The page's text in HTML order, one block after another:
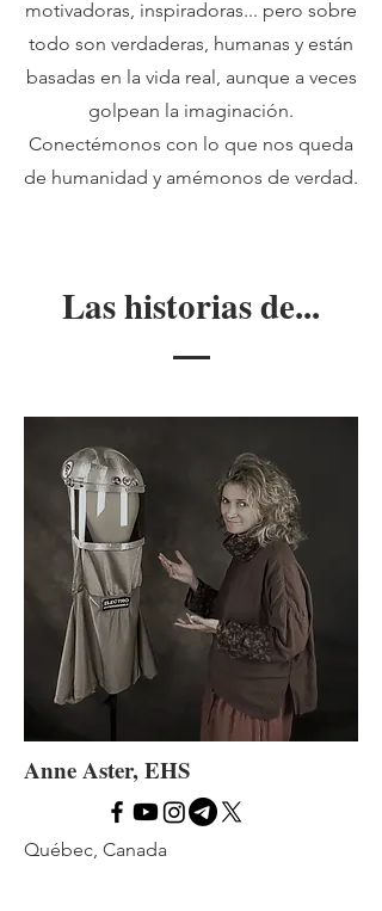
motivadoras, inspiradoras... pero sobre
todo son verdaderas, humanas y están
basadas en la vida real, aunque a veces
golpean la imaginación.
Conectémonos con lo que nos queda
de humanidad y amémonos de verdad.
Las historias de...
Anne Aster, EHS
Québec, Canada